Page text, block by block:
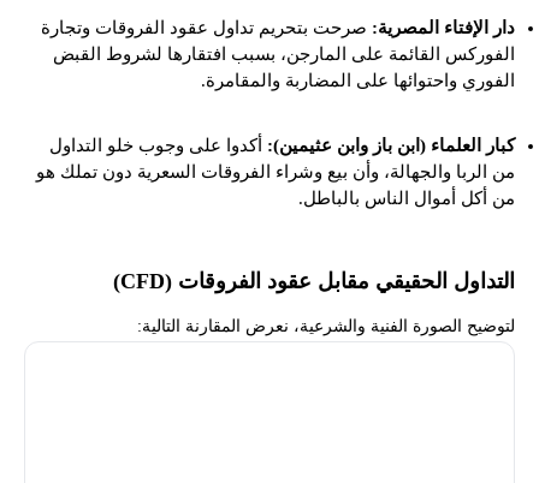
دار الإفتاء المصرية: صرحت بتحريم تداول عقود الفروقات وتجارة
الفوركس القائمة على المارجن، بسبب افتقارها لشروط القبض
الفوري واحتوائها على المضاربة والمقامرة.
كبار العلماء (ابن باز وابن عثيمين): أكدوا على وجوب خلو التداول
من الربا والجهالة، وأن بيع وشراء الفروقات السعرية دون تملك هو
من أكل أموال الناس بالباطل.
التداول الحقيقي مقابل عقود الفروقات (CFD)
لتوضيح الصورة الفنية والشرعية، نعرض المقارنة التالية: